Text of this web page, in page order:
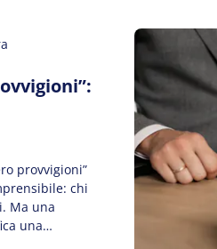
provvigioni”
chi
Ma una
una